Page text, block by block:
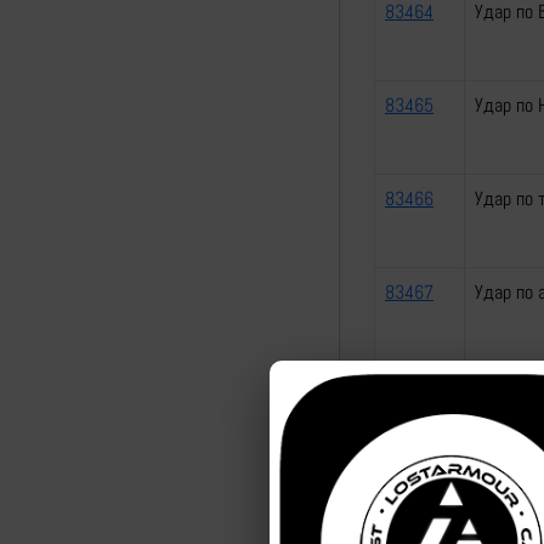
83464 Удар по
83465 Удар по
83466 Удар по
83467 Удар по
Удар по
83469 Удар по